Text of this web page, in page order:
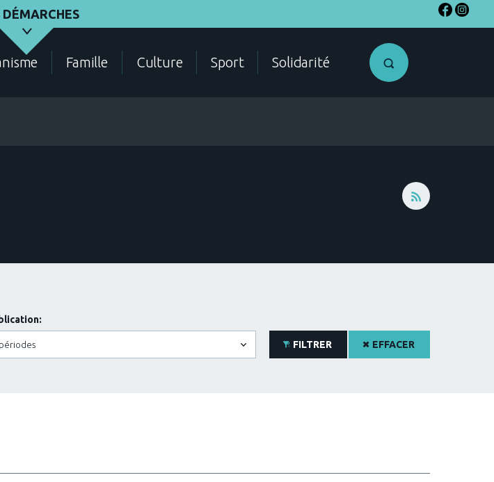
DÉMARCHES
Famille Culture Sport Solidarité
FILTRER EFFACER